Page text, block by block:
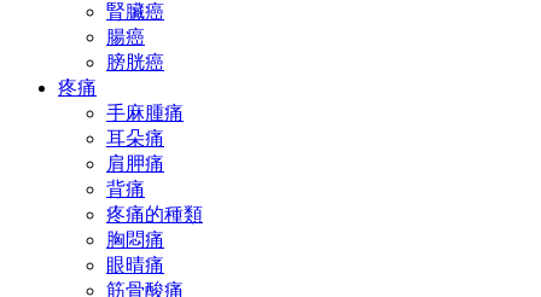
腎臟癌
腸癌
膀胱癌
疼痛
手麻腫痛
耳朵痛
肩胛痛
背痛
疼痛的種類
胸悶痛
眼晴痛
筋骨酸痛